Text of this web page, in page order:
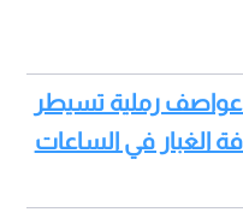
رملية تسيطر
الغبار في الساعات